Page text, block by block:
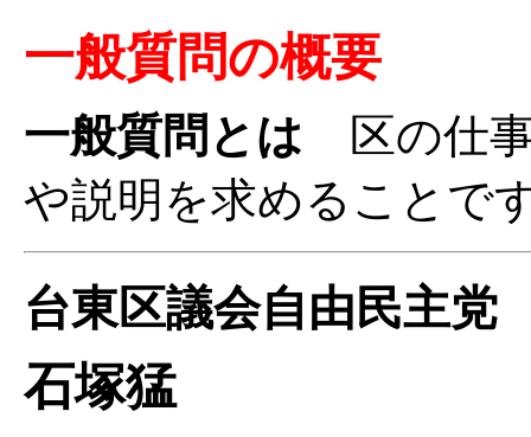
一般質問の概要
一般質問とは 区の仕
や説明を求めることで
台東区議会自由民主党
石塚猛